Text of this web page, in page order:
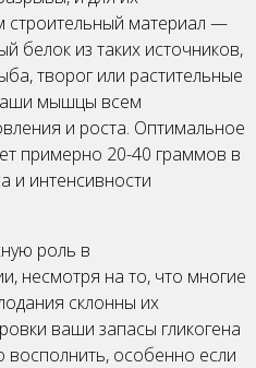
строительный материал —
белок из таких источников,
творог или растительные
мышцы всем
и роста. Оптимальное
примерно 20-40 граммов в
и интенсивности
роль в
несмотря на то, что многие
склонны их
ваши запасы гликогена
особенно если